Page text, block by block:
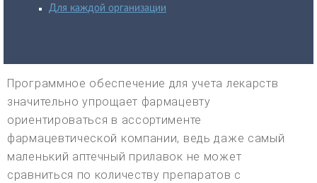
Для каждой организации
Программное обеспечение для учета лекарств
значительно упрощает фармацевту
ориентироваться в ассортименте
фармацевтической компании, ведь даже самый
маленький аптечный прилавок не может
сравниться по количеству препаратов с